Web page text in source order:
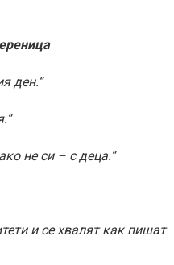
ден.“
не си – с деца.“
и се хвалят как пишат